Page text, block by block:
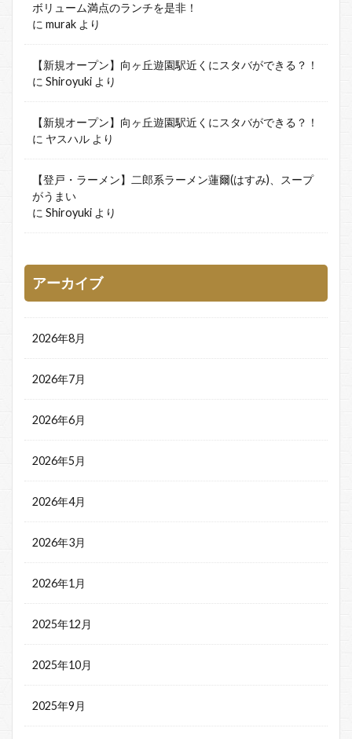
ボリューム満点のランチを是非！
に murak より
【新規オープン】向ヶ丘遊園駅近くにスタバができる？！
に Shiroyuki より
【新規オープン】向ヶ丘遊園駅近くにスタバができる？！
に ヤスハル より
【登戸・ラーメン】二郎系ラーメン蓮爾(はすみ)、スープ
がうまい
に Shiroyuki より
アーカイブ
2026年8月
2026年7月
2026年6月
2026年5月
2026年4月
2026年3月
2026年1月
2025年12月
2025年10月
2025年9月